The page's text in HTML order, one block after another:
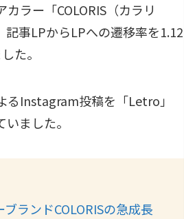
ラー「COLORIS（カラリ
事LPからLPへの遷移率を1.12
た。
るInstagram投稿を「Letro」
ました。
ランドCOLORISの急成長